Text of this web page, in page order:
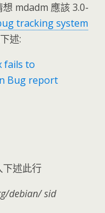
mdadm 應該 3.0-
tracking system
述:
fails to
Bug report
述此行
debian/ sid